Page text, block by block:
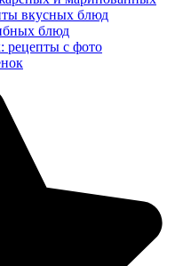
вкусных блюд
блюд
рецепты с фото